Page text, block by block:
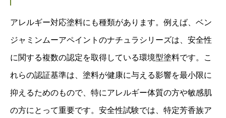
アレルギー対応塗料にも種類があります。例えば、ベン
ジャミンムーアペイントのナチュラシリーズは、安全性
に関する複数の認定を取得している環境型塗料です。こ
れらの認証基準は、塗料が健康に与える影響を最小限に
抑えるためのもので、特にアレルギー体質の方や敏感肌
の方にとって重要です。安全性試験では、特定芳香族ア